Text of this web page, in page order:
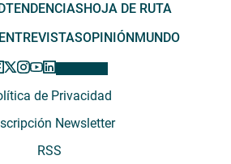
TENDENCIAS HOJA DE RUTA
ENTREVISTASOPINIÓN MUNDO
de Privacidad
Newsletter
RSS